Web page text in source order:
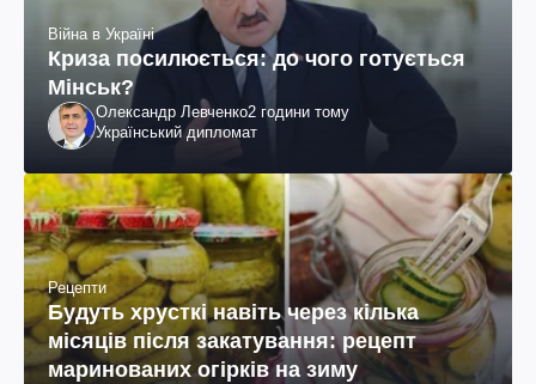
Війна в Україні
Криза посилюється: до чого готується
Мінськ?
Олександр Левченко2 години тому
Український дипломат
Рецепти
Будуть хрусткі навіть через кілька
місяців після закатування: рецепт
маринованих огірків на зиму